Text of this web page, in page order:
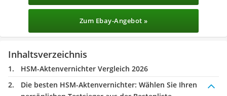
Zum Ebay-Angebot »
Inhaltsverzeichnis
HSM-Aktenvernichter Vergleich 2026
Die besten HSM-Aktenvernichter: Wählen Sie Ihren